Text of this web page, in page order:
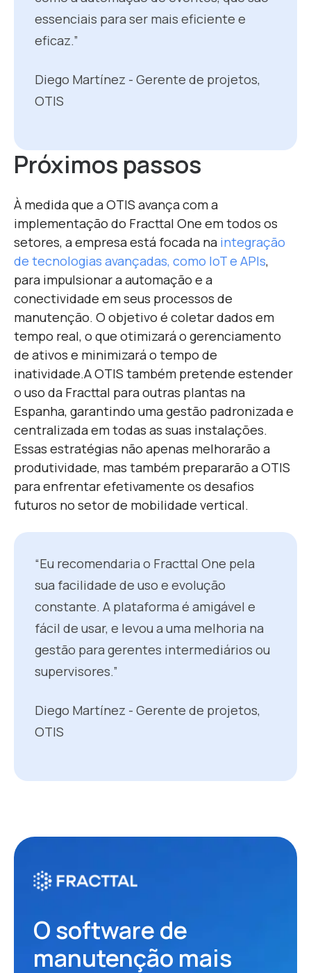
essenciais para ser mais eficiente e
eficaz.”
Diego Martínez - Gerente de projetos,
OTIS
Próximos passos
À medida que a OTIS avança com a
implementação do Fracttal One em todos os
setores, a empresa está focada na integração
de tecnologias avançadas, como IoT e APIs,
para impulsionar a automação e a
conectividade em seus processos de
manutenção. O objetivo é coletar dados em
tempo real, o que otimizará o gerenciamento
de ativos e minimizará o tempo de
inatividade.A OTIS também pretende estender
o uso da Fracttal para outras plantas na
Espanha, garantindo uma gestão padronizada e
centralizada em todas as suas instalações.
Essas estratégias não apenas melhorarão a
produtividade, mas também prepararão a OTIS
para enfrentar efetivamente os desafios
futuros no setor de mobilidade vertical.
“Eu recomendaria o Fracttal One pela
sua facilidade de uso e evolução
constante. A plataforma é amigável e
fácil de usar, e levou a uma melhoria na
gestão para gerentes intermediários ou
supervisores.”
Diego Martínez - Gerente de projetos,
OTIS
O software de
manutenção mais